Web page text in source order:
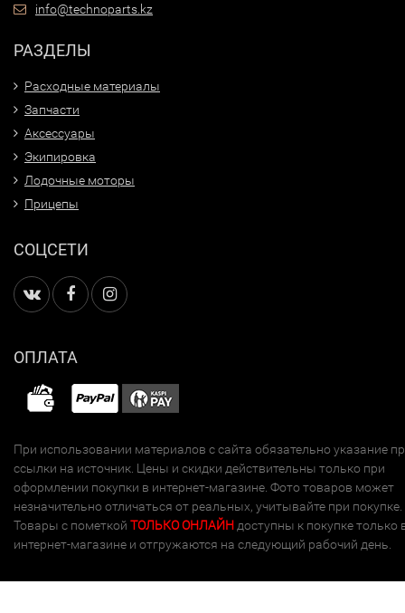
info@technoparts.kz
РАЗДЕЛЫ
Расходные материалы
Запчасти
Аксессуары
Экипировка
Лодочные моторы
Прицепы
СОЦСЕТИ
ОПЛАТА
При использовании материалов с сайта обязательно указание
ссылки на источник. Цены и скидки действительны только при
оформлении покупки в интернет-магазине. Фото товаров может
незначительно отличаться от реальных, учитывайте при покупке.
Товары с пометкой ТОЛЬКО ОНЛАЙН доступны к покупке только
интернет-магазине и отгружаются на следующий рабочий день.